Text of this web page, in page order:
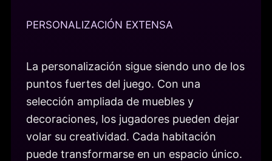
PERSONALIZACIÓN EXTENSA
La personalización sigue siendo uno de los
puntos fuertes del juego. Con una
selección ampliada de muebles y
decoraciones, los jugadores pueden dejar
volar su creatividad. Cada habitación
puede transformarse en un espacio único.